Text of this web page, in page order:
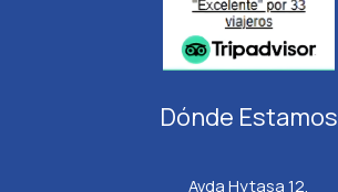
Dónde Estamos
Avda Hytasa 12,